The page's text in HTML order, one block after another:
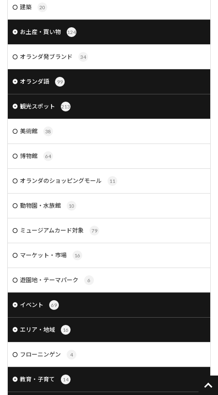
建築 20
お土産・買い物 124
オランダ発ブランド 34
オランダ語 99
観光スポット 213
美術館 38
博物館 64
オランダのショッピングモール 11
動物園・水族館 10
ミュージアムカード対象 79
マーケット・市場 16
遊園地・テーマパーク 6
イベント 69
エリア・地域 16
フローニンゲン 4
教育・子育て 14